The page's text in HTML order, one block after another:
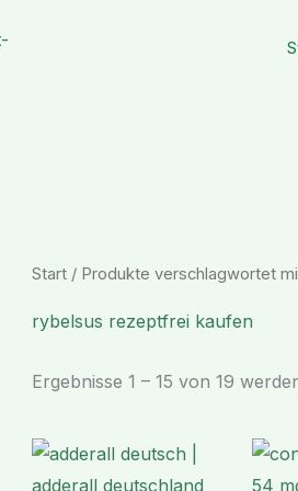
Start/ Produkte verschlagwortet
rybelsus rezeptfrei kaufen
Ergebnisse 1 – 15 von 19
Preisspanne:
€ 170,99
bis